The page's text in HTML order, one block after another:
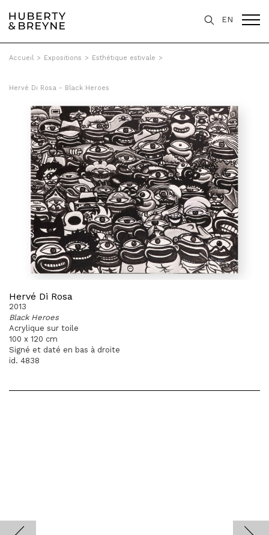
EN
Accueil > Expositions > Esthétique estivale >
Hervé Di Rosa - Black Heroes
Hervé Di Rosa
2013
Black Heroes
Acrylique sur toile
100 x 120 cm
Signé et daté en bas à droite
id. 4838